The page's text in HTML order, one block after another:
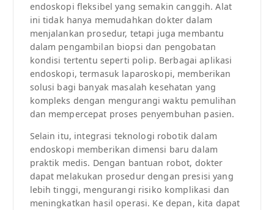
endoskopi fleksibel yang semakin canggih. Alat
ini tidak hanya memudahkan dokter dalam
menjalankan prosedur, tetapi juga membantu
dalam pengambilan biopsi dan pengobatan
kondisi tertentu seperti polip. Berbagai aplikasi
endoskopi, termasuk laparoskopi, memberikan
solusi bagi banyak masalah kesehatan yang
kompleks dengan mengurangi waktu pemulihan
dan mempercepat proses penyembuhan pasien.
Selain itu, integrasi teknologi robotik dalam
endoskopi memberikan dimensi baru dalam
praktik medis. Dengan bantuan robot, dokter
dapat melakukan prosedur dengan presisi yang
lebih tinggi, mengurangi risiko komplikasi dan
meningkatkan hasil operasi. Ke depan, kita dapat